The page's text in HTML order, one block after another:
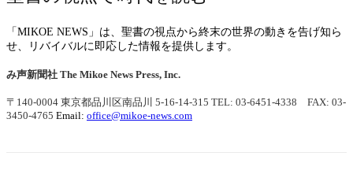
「MIKOE NEWS」は、聖書の視点から終末の世界の動きを告げ知ら
せ、リバイバルに即応した情報を提供します。
み声新聞社 The Mikoe News Press, Inc.
〒140-0004 東京都品川区南品川 5-16-14-315 TEL: 03-6451-4338 FAX: 03-
3450-4765 Email: office@mikoe-news.com